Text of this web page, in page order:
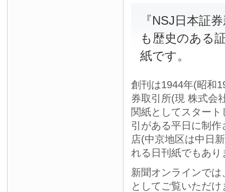
『NSJ日本証
も歴史のある
紙です。
創刊は1944年(昭和
券取引所(現 株式会
関紙としてスター
引がある平日に制
店(中京地区は中日
れる日刊紙でもあり
新聞オンラインで
としてご覧いただけ